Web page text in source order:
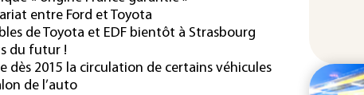
entre Ford et Toyota
de Toyota et EDF bientôt à Strasbourg
du futur !
dès 2015 la circulation de certains véhicules
de l’auto